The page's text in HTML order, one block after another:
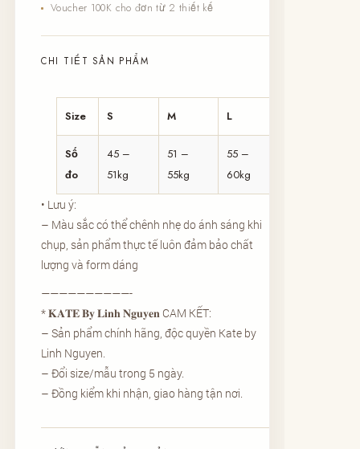
Voucher 100K cho đơn từ 2 thiết kế
CHI TIẾT SẢN PHẨM
Size S M L
Số
đo
45 –
51kg
51 –
55kg
55 –
60kg
• Lưu ý:
– Màu sắc có thể chênh nhẹ do ánh sáng khi
chụp, sản phẩm thực tế luôn đảm bảo chất
lượng và form dáng
——————————-
* 𝐊𝐀𝐓𝐄 𝐁𝐲 𝐋𝐢𝐧𝐡 𝐍𝐠𝐮𝐲𝐞𝐧 CAM KẾT:
– Sản phẩm chính hãng, độc quyền Kate by
Linh Nguyen.
– Đổi size/mẫu trong 5 ngày.
– Đồng kiểm khi nhận, giao hàng tận nơi.